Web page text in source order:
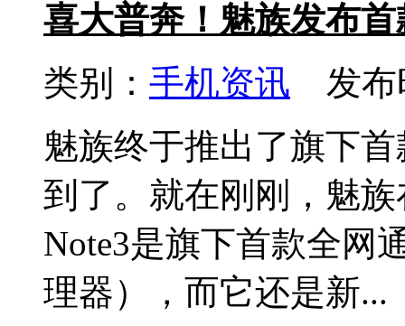
喜大普奔！魅族发布
类别： 手机资讯 发布
魅族终于推出了旗下
到了。就在刚刚，魅
Note3是旗下首款全网
理器），而它还是新...